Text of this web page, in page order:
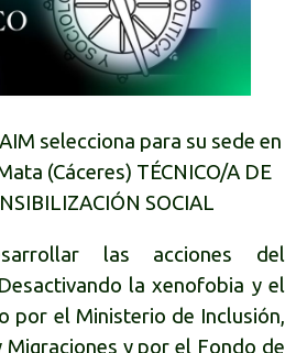
selecciona para su sede en
(Cáceres) TÉCNICO/A DE
SOCIAL
las acciones del
la xenofobia y el
por el Ministerio de Inclusión,
Migraciones y por el Fondo de